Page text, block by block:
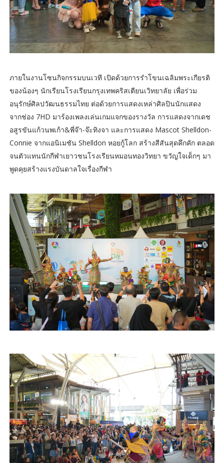
ภายในงานโซนกิจกรรมบนเวที เปิดด้วยการรำโขนเฉลิมพระเกียรติ
ของน้องๆ นักเรียนโรงเรียนกรุงเทพคริสเตียนเวิทยาลัย เพื่อร่วม
อนุรักษ์ศิลปวัฒนธรรมไทย ต่อด้วยการแสดงเหล่าศิลปินนักแสดง
จากช่อง 7HD มาร้องเพลงเล่นเกมแจกของรางวัล การแสดงจากเดช
อสูรขันแก้วนพเก้า&พี่จ๊า-จ๊ะทิงจา และการแสดง Mascot Shelldon-
Connie จากแอนิเมชัน Shelldon หอยกู้โลก สร้างสีสันสุดคึกคัก ตลอด
จนตัวแทนนักกีฬาเยาวชนโรงเรียนหมอนทองวิทยา ขวัญใจเด็กๆ มา
พูดคุยสร้างแรงบันดาลใจเรื่องกีฬา